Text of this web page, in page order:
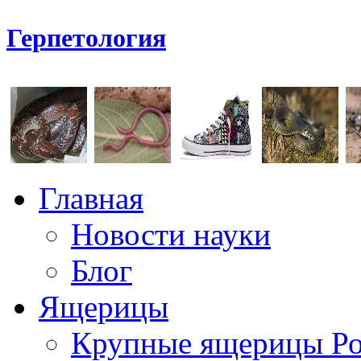
Герпетология
Главная
Новости науки
Блог
Ящерицы
Крупные ящерицы